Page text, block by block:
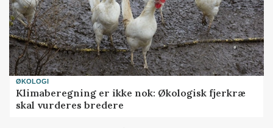
ØKOLOGI
Klimaberegning er ikke nok: Økologisk fjerkræ
skal vurderes bredere